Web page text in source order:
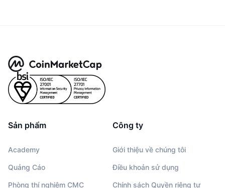
Sản phẩm
Academy
Quảng Cáo
Phòng thí nghiệm CMC
Công ty
Giới thiệu về chúng tôi
Điều khoản sử dụng
Chính sách Quyền riêng tư